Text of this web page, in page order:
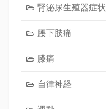
腎泌尿生殖器症状
腰下肢痛
膝痛
自律神経